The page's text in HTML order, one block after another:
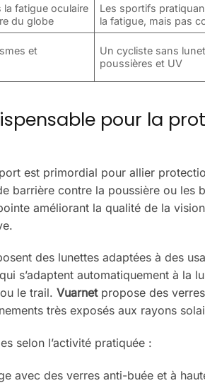
la fatigue oculaire
du globe
Les sportifs
la fatigue, mais pas
et
Un cycliste sans
poussières et UV
pour la
est primordial pour allier
barrière contre la poussière ou les
améliorant la qualité de la
des lunettes adaptées à des
s’adaptent automatiquement à la
le trail. Vuarnetpropose des
très exposés aux rayons
selon l’activité pratiquée :
avec des verres anti-buée et à